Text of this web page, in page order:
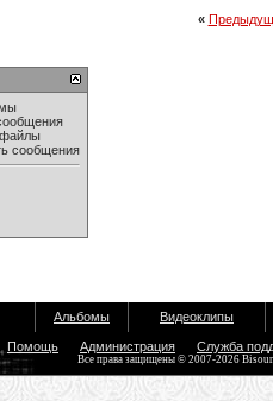
«
файлы
сообщения
Альбомы Видеоклипы
Помощь Администрация Служба
Все права защищены © 2007-2026